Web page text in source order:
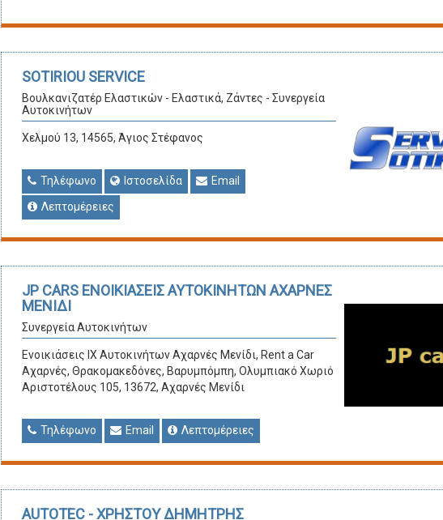
SOTIRIOU SERVICE
Βουλκανιζατέρ Ελαστικών - Ελαστικά, Ζάντες - Συνεργεία
Αυτοκινήτων
Χελμού 13, 14565, Άγιος Στέφανος
Τηλέφωνο Ιστοσελίδα
Email
Λεπτομέρειες
JP CARS ΕΝΟΙΚΙΑΣΕΙΣ ΑΥΤΟΚΙΝΗΤΩΝ ΑΧΑΡΝΕΣ
ΜΕΝΙΔΙ
Συνεργεία Αυτοκινήτων
Ενοικιάσεις ΙΧ Αυτοκινήτων Αχαρνές Μενίδι, Rent a Car
Αχαρνές, Θρακομακεδόνες, Βαρυμπόμπη, Ολυμπιακό Xωριό
Αριστοτέλους 105, 13672, Αχαρνές Μενίδι
Τηλέφωνο Email Λεπτομέρειες
AUTOTEC - ΧΡΗΣΤΟΥ ΔΗΜΗΤΡΗΣ